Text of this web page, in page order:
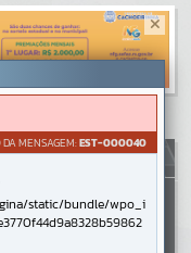
DA MENSAGEM:EST-000040
static/bundle/wpo_i